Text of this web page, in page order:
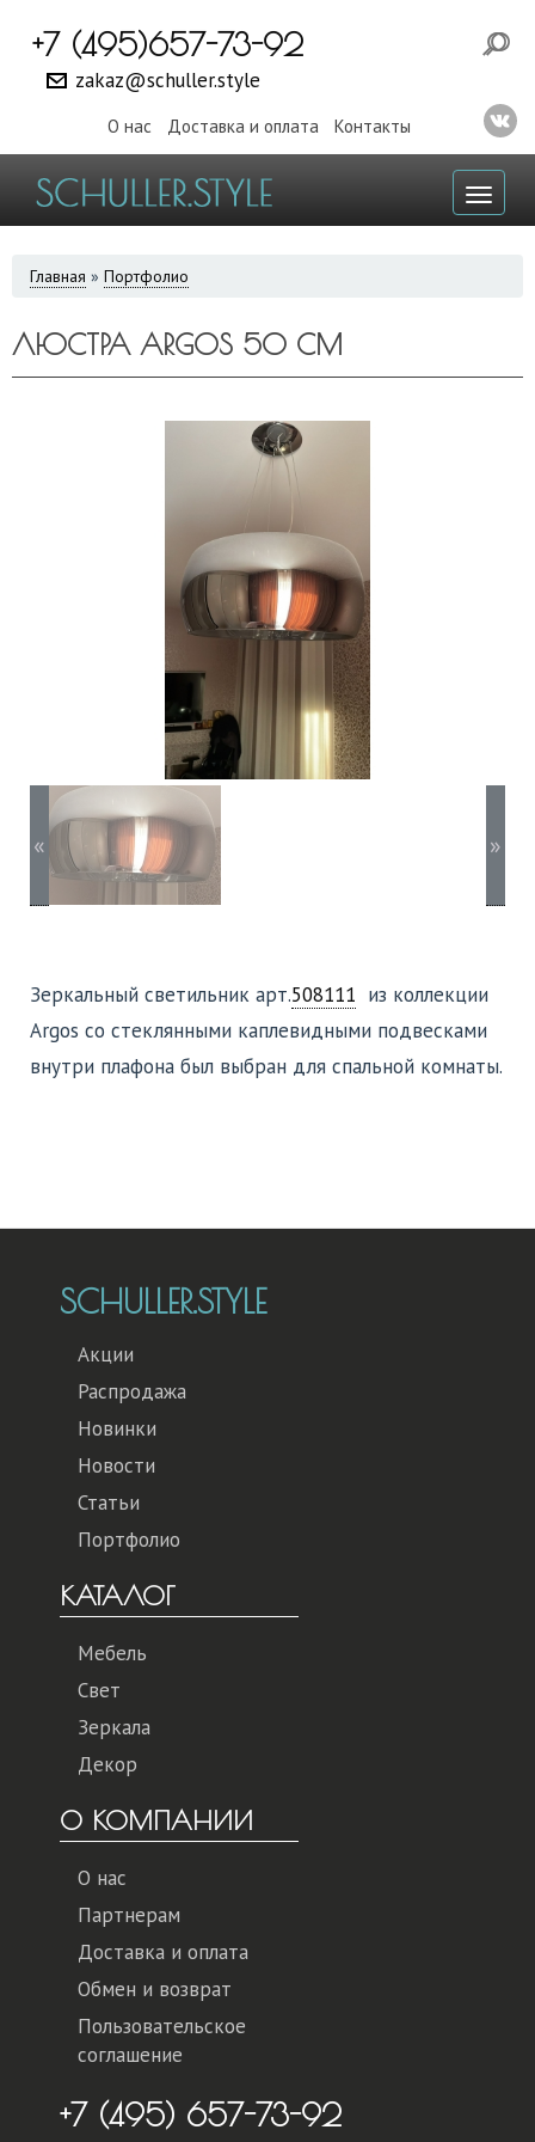
+7 (495)657-73-92
zakaz@schuller.style
О нас Доставка и оплата Контакты
ВЫ
Главная » Портфолио
ЛЮСТРА ARGOS 50 СМ
« »
Зеркальный светильник арт.508111 из коллекции
Argos со стеклянными каплевидными подвесками
внутри плафона был выбран для спальной комнаты.
SCHULLER.STYLE
Акции
Распродажа
Новинки
Новости
Статьи
Портфолио
КАТАЛОГ
Мебель
Свет
Зеркала
Декор
О КОМПАНИИ
О нас
Партнерам
Доставка и оплата
Обмен и возврат
Пользовательское
соглашение
+7 (495) 657-73-92